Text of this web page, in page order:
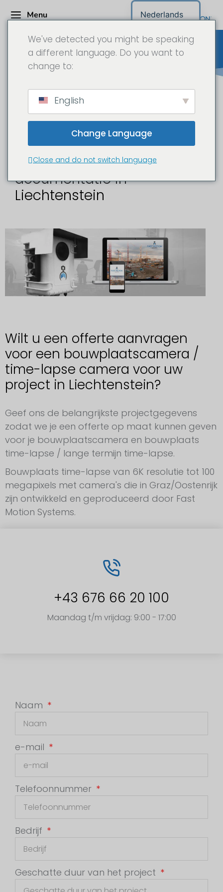
Menu
Bouwplaats camera
Liechtenstein
Bouwplaats time-lapse en
documentatie in
Liechtenstein
Wilt u een offerte aanvragen
voor een bouwplaatscamera /
time-lapse camera voor uw
project in Liechtenstein?
Geef ons de belangrijkste projectgegevens
zodat we je een offerte op maat kunnen geven
voor je bouwplaatscamera en bouwplaats
time-lapse / lange termijn time-lapse.
Bouwplaats time-lapse van 6K resolutie tot 100
megapixels met camera's die in Graz/Oostenrijk
zijn ontwikkeld en geproduceerd door Fast
Motion Systems.
+43 676 66 20 100
Maandag t/m vrijdag: 9:00 - 17:00
Naam
e-mail
Telefoonnummer
Bedrijf
Geschatte duur van het project
We've detected you might be speaking
a different language. Do you want to
change to:
English
Change Language
Close and do not switch language
Nederlands